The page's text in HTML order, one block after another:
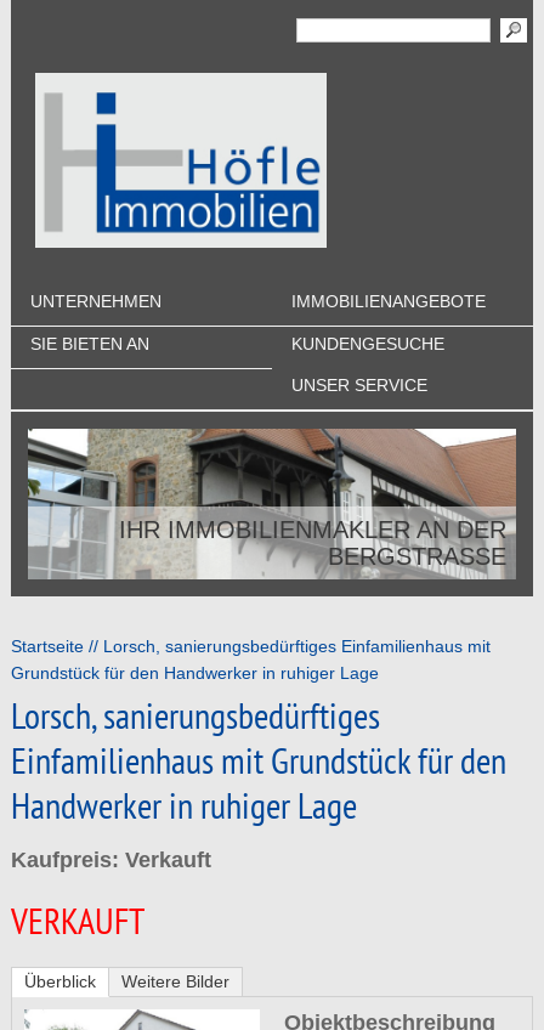
UNTERNEHMEN IMMOBILIENANGEBOTE
SIE BIETEN AN KUNDENGESUCHE
UNSER SERVICE
IHR IMMOBILIENMAKLER AN DER
BERGSTRASSE
Startseite
Lorsch, sanierungsbedürftiges Einfamilienhaus mit
Grundstück für den Handwerker in ruhiger Lage
Lorsch, sanierungsbedürftiges
Einfamilienhaus mit Grundstück für den
Handwerker in ruhiger Lage
Kaufpreis: Verkauft
VERKAUFT
Überblick Weitere Bilder
Objektbeschreibung